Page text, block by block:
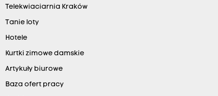
Telekwiaciarnia Kraków
Tanie loty
Hotele
Kurtki zimowe damskie
Artykuły biurowe
Baza ofert pracy